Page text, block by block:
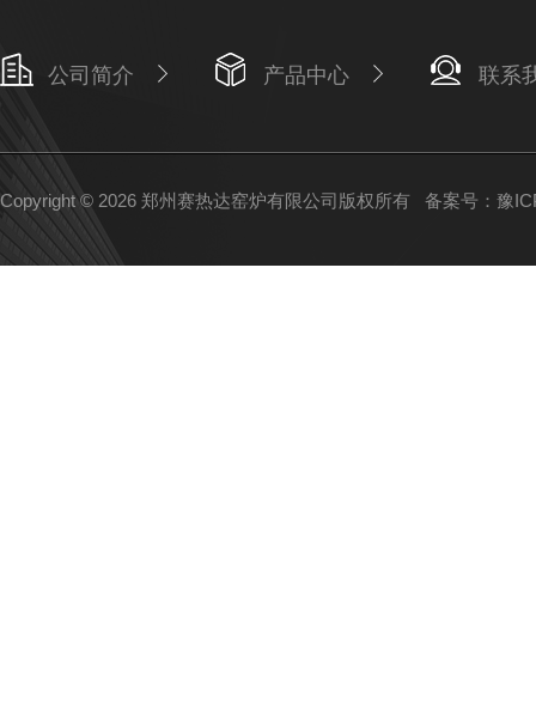
公司简介 产品中心 联系
Copyright © 2026 郑州赛热达窑炉有限公司版权所有 备案号：豫